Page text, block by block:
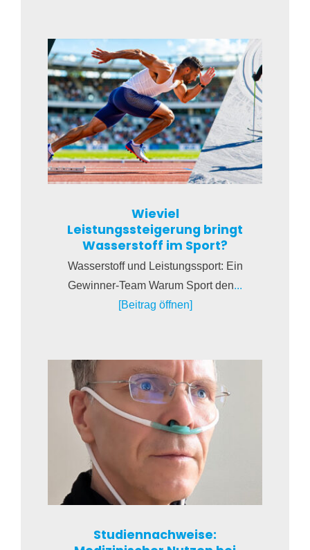
Wieviel
Leistungssteigerung bringt
Wasserstoff im Sport?
Wasserstoff und Leistungssport: Ein
Gewinner-Team Warum Sport den...
[Beitrag öffnen]
Studiennachweise: